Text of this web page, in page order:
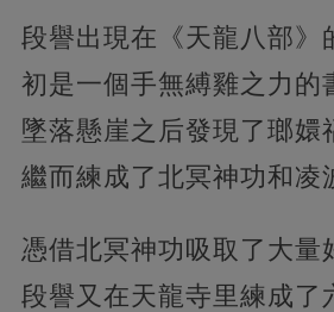
段譽出現在《天龍八部》
初是一個手無縛雞之力的
墜落懸崖之后發現了瑯嬛
繼而練成了北冥神功和凌
憑借北冥神功吸取了大量
段譽又在天龍寺里練成了